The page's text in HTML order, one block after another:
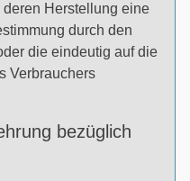
Herstellung eine
durch den
die eindeutig auf die
Verbrauchers
bezüglich